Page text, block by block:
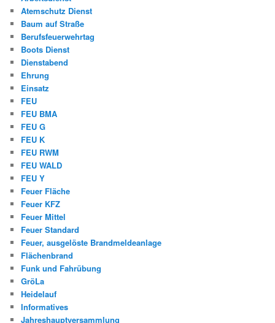
Atemschutz Dienst
Baum auf Straße
Berufsfeuerwehrtag
Boots Dienst
Dienstabend
Ehrung
Einsatz
FEU
FEU BMA
FEU G
FEU K
FEU RWM
FEU WALD
FEU Y
Feuer Fläche
Feuer KFZ
Feuer Mittel
Feuer Standard
Feuer, ausgelöste Brandmeldeanlage
Flächenbrand
Funk und Fahrübung
GröLa
Heidelauf
Informatives
Jahreshauptversammlung